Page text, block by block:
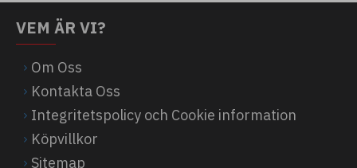
VEM ÄR VI?
Om Oss
Kontakta Oss
Integritetspolicy och Cookie information
Köpvillkor
Sitemap